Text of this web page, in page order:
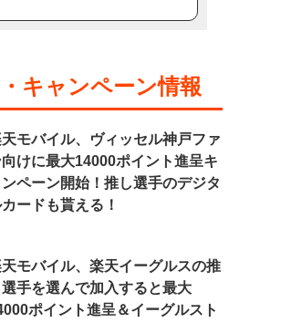
キャンペーン情報
モバイル、ヴィッセル神戸ファ
向けに最大14000ポイント進呈キ
ンペーン開始！推し選手のデジタ
ードも貰える！
モバイル、楽天イーグルスの推
選手を選んで加入すると最大
ポイント進呈＆イーグルスト